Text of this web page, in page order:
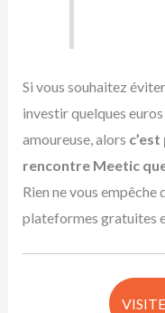
Si vous souhaitez
investir quelques
amoureuse, alors
rencontre Meetic
Rien ne vous empêche
plateformes gratuites